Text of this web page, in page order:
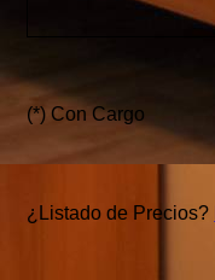
(*) Con Cargo
¿Listado de Precios?